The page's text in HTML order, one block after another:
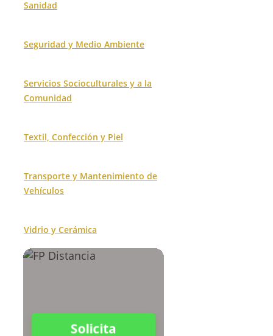
Sanidad
Seguridad y Medio Ambiente
Servicios Socioculturales y a la
Comunidad
Textil, Confección y Piel
Transporte y Mantenimiento de
Vehículos
Vidrio y Cerámica
Solicita